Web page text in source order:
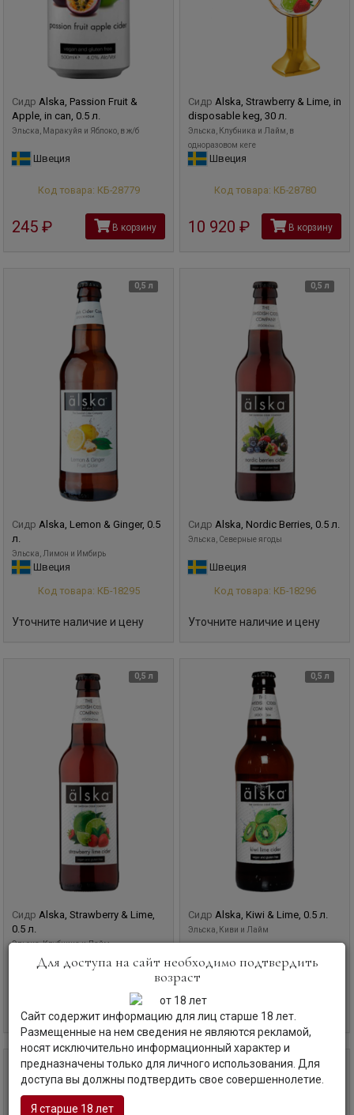
Сидр Alska, Passion Fruit &
Apple, in can, 0.5 л.
Эльска, Маракуйя и Яблоко, в ж/б
Швеция
Код товара: КБ-28779
245 В корзину
Сидр Alska, Strawberry & Lime, in
disposable keg, 30 л.
Эльска, Клубника и Лайм, в
одноразовом кеге
Швеция
Код товара: КБ-28780
10 920 рубВ корзину
0,5 л
Сидр Alska, Lemon & Ginger, 0.5
л.
Эльска, Лимон и Имбирь
Швеция
Код товара: КБ-18295
Уточните наличие и цену
0,5 л
Сидр Alska, Nordic Berries, 0.5 л.
Эльска, Северные ягоды
Швеция
Код товара: КБ-18296
Уточните наличие и цену
0,5 л
Сидр Alska, Strawberry & Lime,
0.5 л.
Эльска, Клубника и Лайм
Швеция
Уточните наличие и цену
0,5 л
Сидр Alska, Kiwi & Lime, 0.5 л.
Эльска, Киви и Лайм
Уточните наличие и цену
0,5 л 0,5 л
Для доступа на сайт необходимо подтвердить
возраст
Сайт содержит информацию для лиц старше 18 лет.
Размещенные на нем сведения не являются рекламой,
носят исключительно информационный характер и
предназначены только для личного использования. Для
доступа вы должны подтвердить свое совершеннолетие.
Я старше 18 лет